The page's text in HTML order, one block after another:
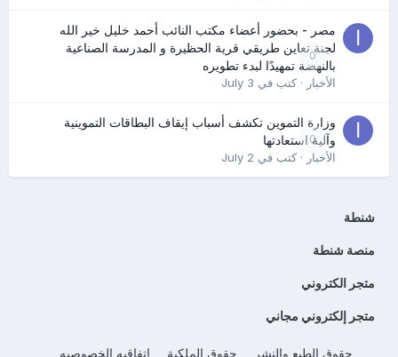
0
مصر - بحضور أعضاء مكتب النائب أحمد خليل خير الله
لجنة تعاين طريقي قرية الحظيرة و المدرسة الصناعية
بالنهضة تمهيدًا لبدء تطويره
الأخبار· كتب في July 3
0
وزارة التموين تكشف أسباب إيقاف البطاقات التموينية
وآلية استعادتها
الأخبار· كتب في July 2
شنطة
منصة شنطة
متجر الكتروني
متجر إلكتروني مجاني
حقوق الطبع والنشر حقوق الملكية اتفاقيه الخصوصيه